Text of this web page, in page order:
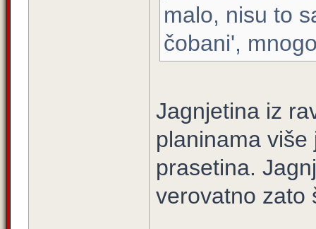
malo, nisu to
čobani',
Jagnjetina iz
planinama
prasetina.
verovatno zato